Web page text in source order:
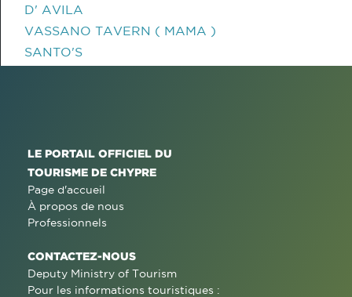
D' AVILA
VASSANO TAVERN ( MAMA )
SANTO'S
LE PORTAIL OFFICIEL DU
TOURISME DE CHYPRE
Page d'accueil
À propos de nous
Professionnels
CONTACTEZ-NOUS
Deputy Ministry of Tourism
Pour les informations touristiques :